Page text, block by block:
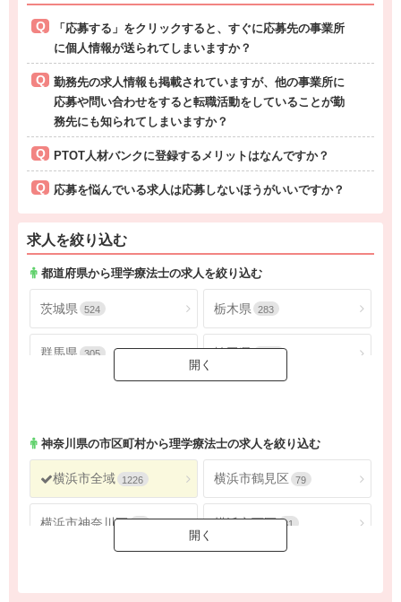
「応募する」をクリックすると、すぐに応募先の事業所
に個人情報が送られてしまいますか？
勤務先の求人情報も掲載されていますが、他の事業所に
応募や問い合わせをすると転職活動をしていることが勤
務先にも知られてしまいますか？
PTOT人材バンクに登録するメリットはなんですか？
応募を悩んでいる求人は応募しないほうがいいですか？
求人を絞り込む
都道府県から理学療法士の求人を絞り込む
茨城県 524 栃木県 283
群馬県 305 埼玉県
神奈川県 2688
神奈川県の市区町村から理学療法士の求人を絞り込む
横浜市全域 1226 横浜市鶴見区 79
横浜市神奈川区 横浜市西区 31